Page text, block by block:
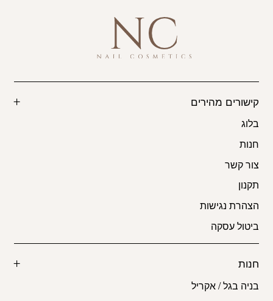
קישורים מהירים
בלוג
חנות
צור קשר
תקנון
הצהרת נגישות
ביטול עסקה
חנות
בניה בגל / אקריל